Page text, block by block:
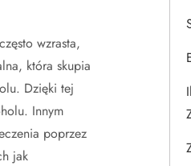
wzrasta,
która skupia
Dzięki tej
Innym
poprzez
jak